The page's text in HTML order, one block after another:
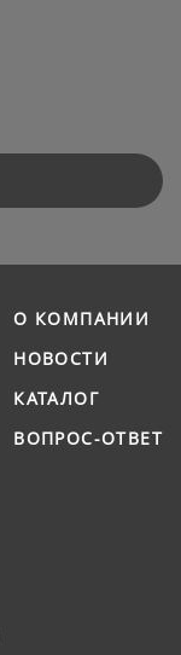
О КОМПАНИИ
НОВОСТИ
КАТАЛОГ
ВОПРОС-ОТВЕТ